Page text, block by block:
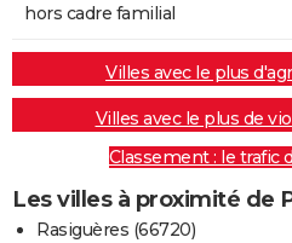
hors cadre familial
Villes avec le plus
Villes avec le plus de
Classement : le trafic
Les villes à proximité de
Rasiguères (66720)